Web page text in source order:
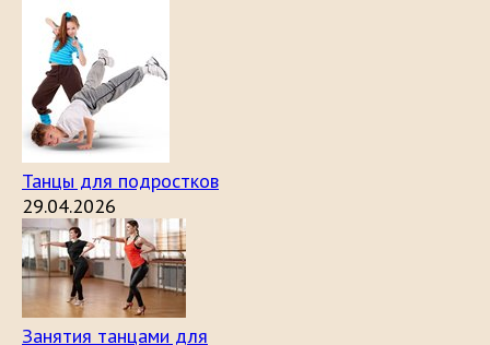
Танцы для подростков
29.04.2026
Занятия танцами для